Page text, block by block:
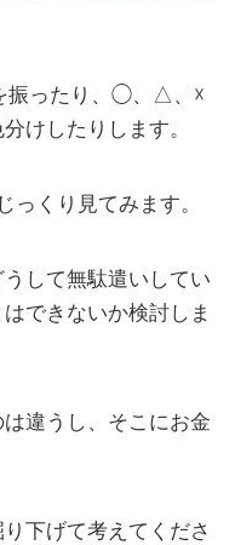
振ったり、◯、△、☓
けしたりします。
っくり見てみます。
して無駄遣いしてい
できないか検討しま
違うし、そこにお金
下げて考えてくださ